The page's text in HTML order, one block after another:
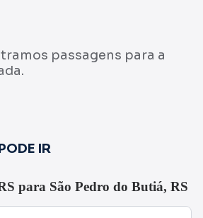
passagens para a
IR
para São Pedro do Butiá, RS